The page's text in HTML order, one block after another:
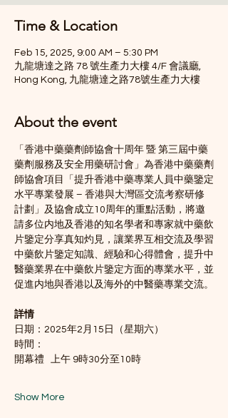
Time & Location
Feb 15, 2025, 9:00 AM – 5:30 PM
九龍塘達之路 78 號生產力大樓 4/F 會議廳,
Hong Kong, 九龍塘達之路78號生產力大樓
About the event
「香港中藥藥劑師協會十周年 暨 第三屆中藥
藥劑服務及安全用藥研討會」為香港中藥藥劑
師協會項目「提升香港中藥專業人員中藥鑒定
水平專業發展 – 香港與大灣區交流考察研修
計劃」及協會成立10周年的重點活動，將邀
請多位内地及香港的知名學者和專家就中藥飲
片鑒定分享真知灼見，讓業界互相交流及學習
中藥飲片鑒定知識、經驗和心得體會，提升中
醫藥業界在中藥飲片鑒定方面的專業水平，並
促進内地與香港以及海外的中醫藥專業交流。
詳情
日期：2025年2月15日（星期六）
時間：
開幕禮   上午 9時30分至10時
Show More